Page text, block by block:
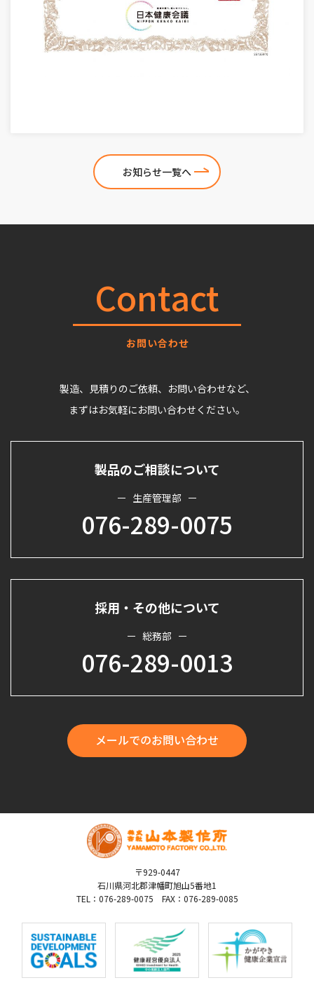
お知らせ一覧へ
Contact
お問い合わせ
製造、見積りのご依頼、お問い合わせなど、
まずはお気軽にお問い合わせください。
製品のご相談について
生産管理部
076-289-0075
採用・その他について
総務部
076-289-0013
メールでのお問い合わせ
〒929-0447
石川県河北郡津幡町旭山5番地1
TEL：076-289-0075 FAX：076-289-0085